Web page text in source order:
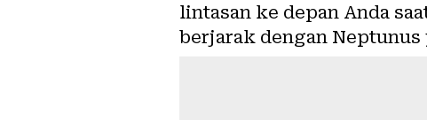
lintasan ke depan Anda
berjarak dengan Neptunus